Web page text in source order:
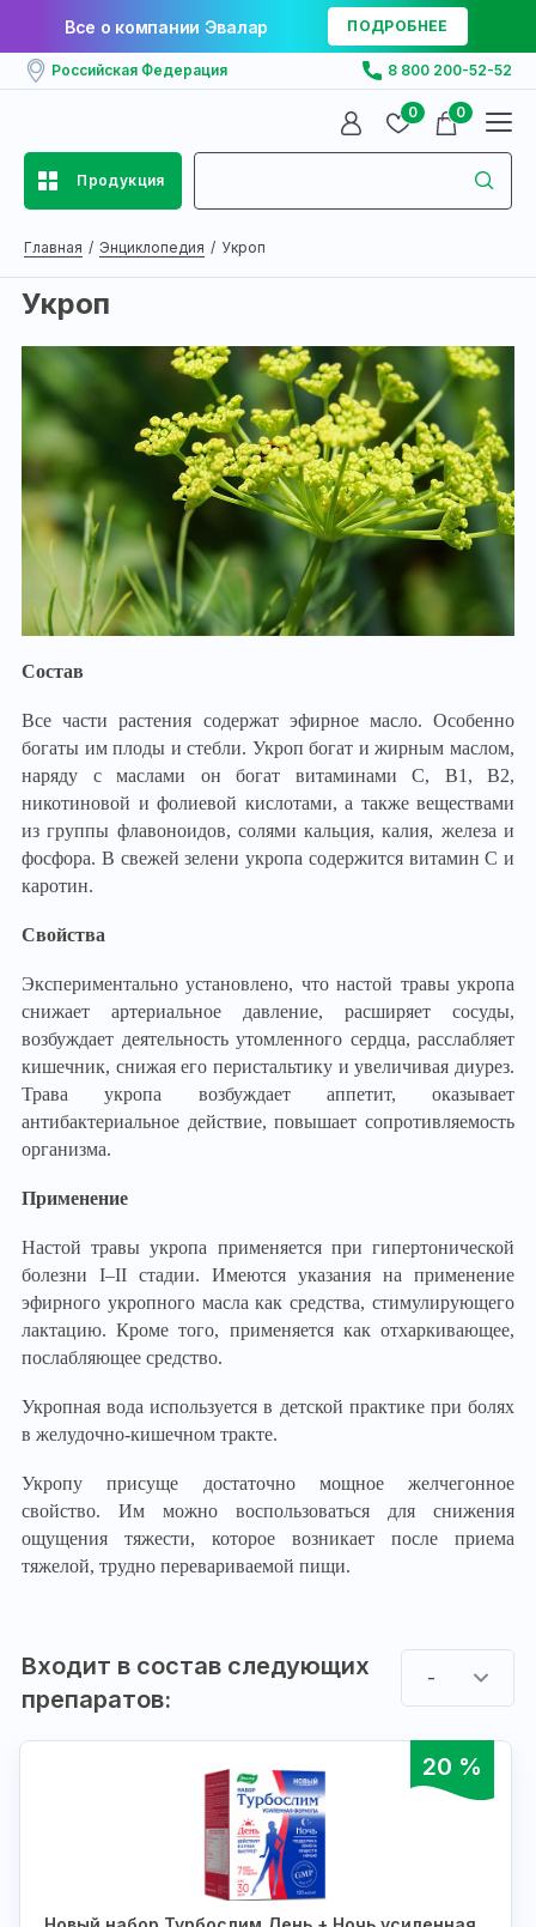
Все о компании Эвалар ПОДРОБНЕЕ
Российская Федерация 8 800 200-52-52
0 0
Продукция
Главная Энциклопедия Укроп
Укроп
Состав
Все части растения содержат эфирное масло. Особенно
богаты им плоды и стебли. Укроп богат и жирным маслом,
наряду с маслами он богат витаминами С, В1, В2,
никотиновой и фолиевой кислотами, а также веществами
из группы флавоноидов, солями кальция, калия, железа и
фосфора. В свежей зелени укропа содержится витамин С и
каротин.
Свойства
Экспериментально установлено, что настой травы укропа
снижает артериальное давление, расширяет сосуды,
возбуждает деятельность утомленного сердца, расслабляет
кишечник, снижая его перистальтику и увеличивая диурез.
Трава укропа возбуждает аппетит, оказывает
антибактериальное действие, повышает сопротивляемость
организма.
Применение
Настой травы укропа применяется при гипертонической
болезни I–II стадии. Имеются указания на применение
эфирного укропного масла как средства, стимулирующего
лактацию. Кроме того, применяется как отхаркивающее,
послабляющее средство.
Укропная вода используется в детской практике при болях
в желудочно-кишечном тракте.
Укропу присуще достаточно мощное желчегонное
свойство. Им можно воспользоваться для снижения
ощущения тяжести, которое возникает после приема
тяжелой, трудно перевариваемой пищи.
Входит в состав следующих
препаратов:
-
20 %